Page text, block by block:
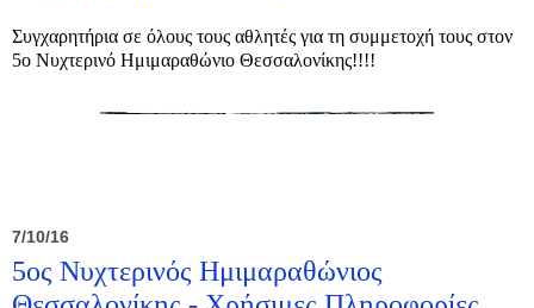
Συγχαρητήρια σε όλους τους αθλητές για τη συμμετοχή τους στον
5ο Νυχτερινό Ημιμαραθώνιο Θεσσαλονίκης!!!!
7/10/16
5ος Νυχτερινός Ημιμαραθώνιος